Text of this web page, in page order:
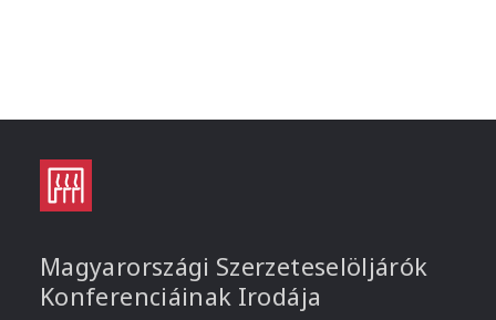
Magyarországi Szerzeteselöljárók
Konferenciáinak Irodája